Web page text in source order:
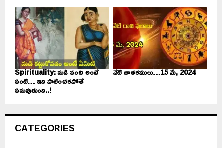
Spirituality: మడి వంట అంటే
ఏంటి… ఇది పాటించకపోతే
ఏమవుతుంది..!
నేటి జాతకములు…15 మే, 2024
CATEGORIES